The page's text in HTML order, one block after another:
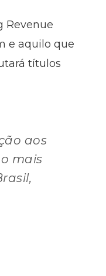
Revenue
e aquilo que
títulos
aos
mais